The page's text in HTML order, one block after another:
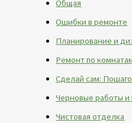
Общая
Ошибки в ремонте
Планирование и
Ремонт по
Сделай сам:
Черновые работы
Чистовая отделка